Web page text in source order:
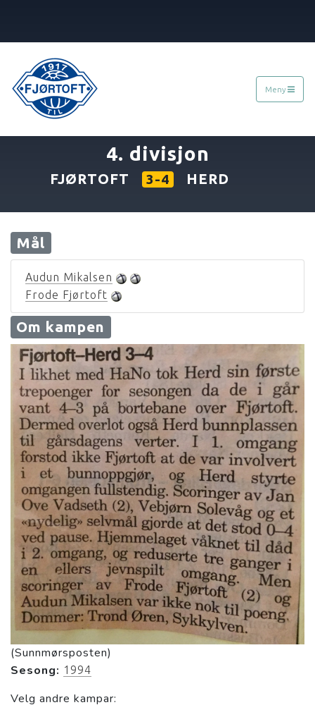
Meny
4. divisjon
FJØRTOFT 3-4 HERD
Mål
Audun Mikalsen
Frode Fjørtoft
Om kampen
(Sunnmørsposten)
Sesong: 1994
Velg andre kampar: